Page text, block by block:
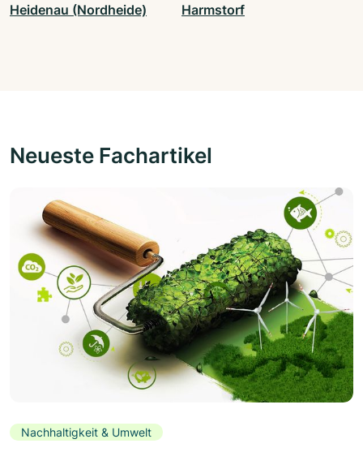
Heidenau (Nordheide) Harmstorf
Neueste Fachartikel
Nachhaltigkeit & Umwelt